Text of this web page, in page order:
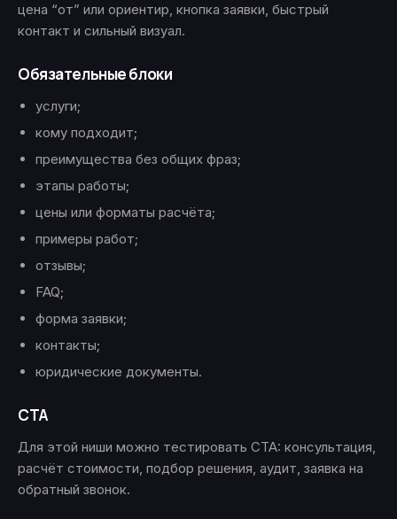
цена “от” или ориентир, кнопка заявки, быстрый
контакт и сильный визуал.
Обязательные блоки
услуги;
кому подходит;
преимущества без общих фраз;
этапы работы;
цены или форматы расчёта;
примеры работ;
отзывы;
FAQ;
форма заявки;
контакты;
юридические документы.
CTA
Для этой ниши можно тестировать CTA: консультация,
расчёт стоимости, подбор решения, аудит, заявка на
обратный звонок.